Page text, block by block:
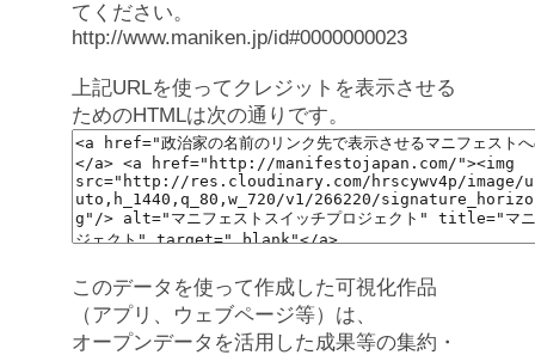
てください。
http://www.maniken.jp/id#0000000023
上記URLを使ってクレジットを表示させる
ためのHTMLは次の通りです。
このデータを使って作成した可視化作品
（アプリ、ウェブページ等）は、
オープンデータを活用した成果等の集約・